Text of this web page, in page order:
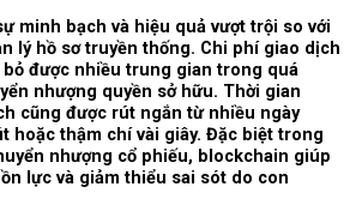
minh bạch và hiệu quả vượt trội so với
lý hồ sơ truyền thống. Chi phí giao dịch
được nhiều trung gian trong quá
nhượng quyền sở hữu. Thời gian
cũng được rút ngắn từ nhiều ngày
hoặc thậm chí vài giây. Đặc biệt trong
nhượng cổ phiếu, blockchain giúp
lực và giảm thiểu sai sót do con